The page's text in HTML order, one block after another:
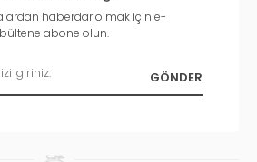
haberdar olmak için e-
bültene abone olun.